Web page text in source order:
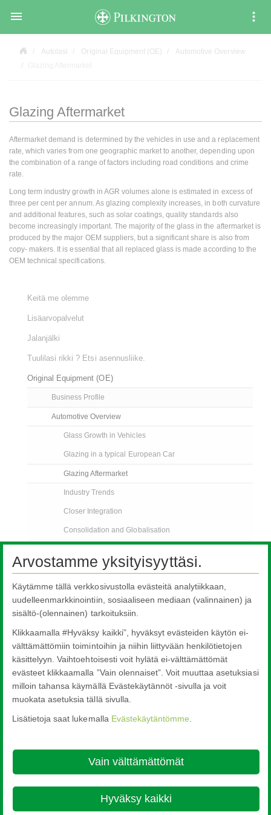

Autolasi Original Equipment (OE)
Automotive Overview
Glazing Aftermarket
Aftermarket demand is determined by the vehicles in use and a replacement
rate, which varies from one geographic market to another, depending upon
the combination of a range of factors including road conditions and crime
rate.
Long term industry growth in AGR volumes alone is estimated in excess of
three per cent per annum. As glazing complexity increases, in both curvature
and additional features, such as solar coatings, quality standards also
become increasingly important. The majority of the glass in the aftermarket is
produced by the major OEM suppliers, but a significant share is also from
copy- makers. It is essential that all replaced glass is made according to the
OEM technical specifications.
Keitä me olemme
Lisäarvopalvelut
Jalanjälki
Tuulilasi rikki ? Etsi asennusliike.
Original Equipment (OE)
Business Profile
Automotive Overview
Glass Growth in Vehicles
Glazing in a typical European Car
Glazing Aftermarket
Industry Trends
Closer Integration
Consolidation and Globalisation
Pilkington Sundym Select
Customer Support Services
Automotive Glass Replacement
FAQs
Ota yhteyttä
Head Office - 3-5-27 Mita Minato-ku Tokyo
Arvostamme yksityisyyttäsi.
Käytämme tällä verkkosivustolla evästeitä analytiikkaan,
uudelleenmarkkinointiin, sosiaaliseen mediaan (valinnainen) ja
sisältö-(olennainen) tarkoituksiin.
Klikkaamalla #Hyväksy kaikki”, hyväksyt evästeiden käytön ei-
välttämättömiin toimintoihin ja niihin liittyvään henkilötietojen
käsittelyyn. Vaihtoehtoisesti voit hylätä ei-välttämättömät
evästeet klikkaamalla ”Vain olennaiset”. Voit muuttaa asetuksiasi
milloin tahansa käymällä Evästekäytännöt -sivulla ja voit
muokata asetuksia tällä sivulla.
Lisätietoja saat lukemalla Evästekäytäntömme
Vain välttämättömät
Hyväksy kaikki